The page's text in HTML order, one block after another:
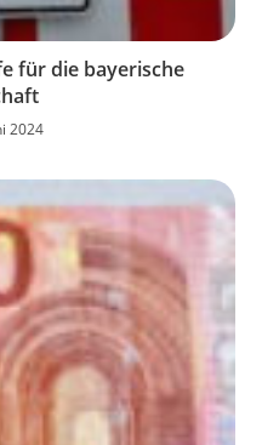
für die bayerische
2024